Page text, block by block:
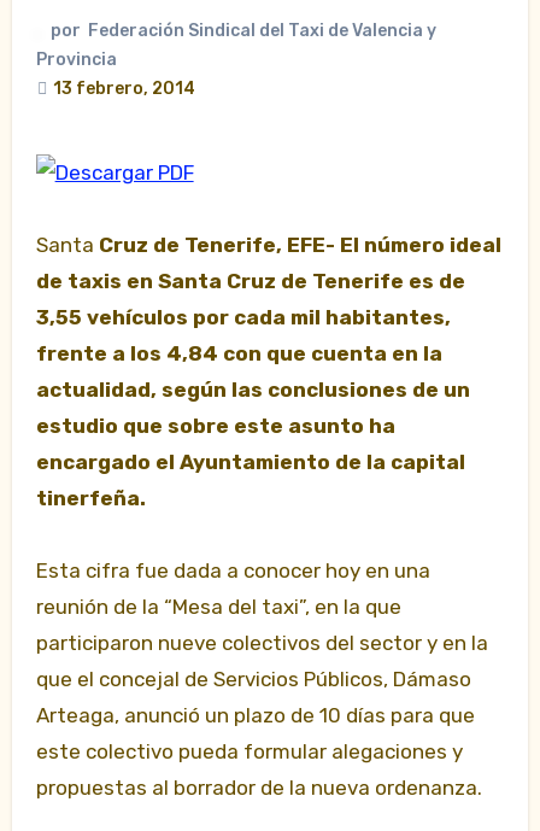
por Federación Sindical del Taxi de Valencia y
Provincia
13 febrero, 2014
Santa Cruz de Tenerife, EFE- El número ideal
de taxis en Santa Cruz de Tenerife es de
3,55 vehículos por cada mil habitantes,
frente a los 4,84 con que cuenta en la
actualidad, según las conclusiones de un
estudio que sobre este asunto ha
encargado el Ayuntamiento de la capital
tinerfeña.
Esta cifra fue dada a conocer hoy en una
reunión de la “Mesa del taxi”, en la que
participaron nueve colectivos del sector y en la
que el concejal de Servicios Públicos, Dámaso
Arteaga, anunció un plazo de 10 días para que
este colectivo pueda formular alegaciones y
propuestas al borrador de la nueva ordenanza.